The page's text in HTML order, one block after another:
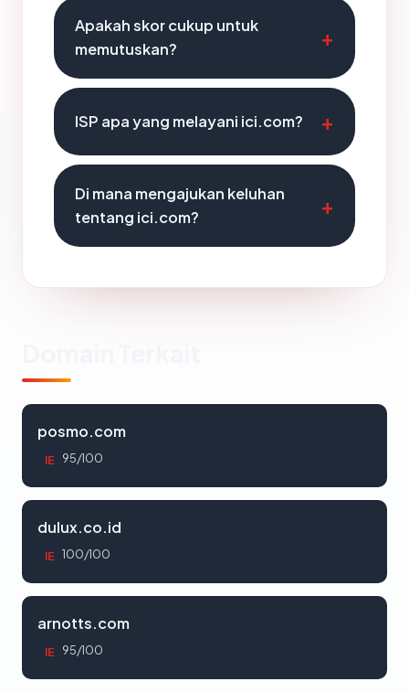
Apakah skor cukup untuk
memutuskan?
ISP apa yang melayani ici.com?
Di mana mengajukan keluhan
tentang ici.com?
posmo.com
IE 95/100
dulux.co.id
IE 100/100
arnotts.com
IE 95/100